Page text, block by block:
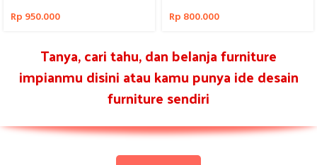
Rp 950.000 Rp 800.000
Tanya, cari tahu, dan belanja furniture
impianmu disini atau kamu punya ide desain
furniture sendiri